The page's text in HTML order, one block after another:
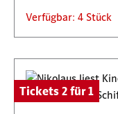
Verfügbar: 4 Stück
Tickets 2 für 1